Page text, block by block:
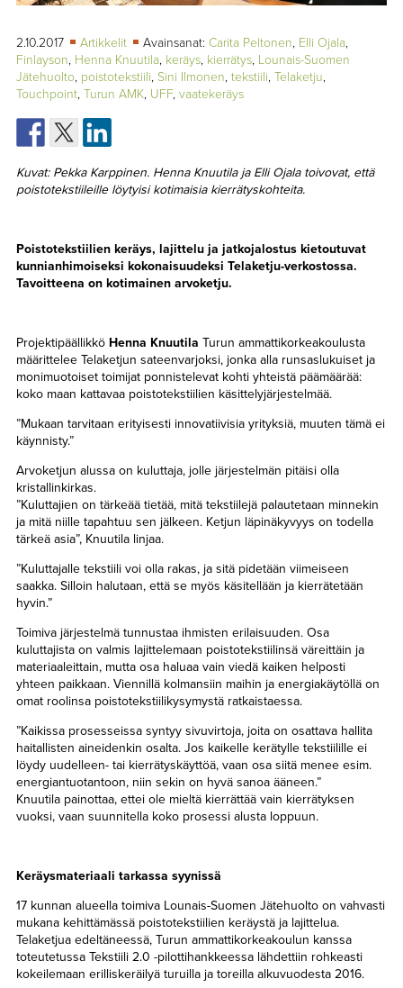
TAPAHTUMAT
YHTEYSTIEDOT
2.10.2017 Artikkelit Avainsanat: Carita Peltonen, Elli Ojala,
Finlayson, Henna Knuutila, keräys, kierrätys, Lounais-Suomen
Jätehuolto, poistotekstiili, Sini Ilmonen, tekstiili, Telaketju,
Touchpoint, Turun AMK, UFF, vaatekeräys
Kuvat: Pekka Karppinen. Henna Knuutila ja Elli Ojala toivovat, että
poistotekstiileille löytyisi kotimaisia kierrätyskohteita.
Poistotekstiilien keräys, lajittelu ja jatkojalostus kietoutuvat
kunnianhimoiseksi kokonaisuudeksi Telaketju-verkostossa.
Tavoitteena on kotimainen arvoketju.
Projektipäällikkö Henna Knuutila Turun ammattikorkeakoulusta
määrittelee Telaketjun sateenvarjoksi, jonka alla runsaslukuiset ja
monimuotoiset toimijat ponnistelevat kohti yhteistä päämäärää:
koko maan kattavaa poistotekstiilien käsittelyjärjestelmää.
”Mukaan tarvitaan erityisesti innovatiivisia yrityksiä, muuten tämä ei
käynnisty.”
Arvoketjun alussa on kuluttaja, jolle järjestelmän pitäisi olla
kristallinkirkas.
”Kuluttajien on tärkeää tietää, mitä tekstiilejä palautetaan minnekin
ja mitä niille tapahtuu sen jälkeen. Ketjun läpinäkyvyys on todella
tärkeä asia”, Knuutila linjaa.
”Kuluttajalle tekstiili voi olla rakas, ja sitä pidetään viimeiseen
saakka. Silloin halutaan, että se myös käsitellään ja kierrätetään
hyvin.”
Toimiva järjestelmä tunnustaa ihmisten erilaisuuden. Osa
kuluttajista on valmis lajittelemaan poistotekstiilinsä väreittäin ja
materiaaleittain, mutta osa haluaa vain viedä kaiken helposti
yhteen paikkaan. Viennillä kolmansiin maihin ja energiakäytöllä on
omat roolinsa poistotekstiilikysymystä ratkaistaessa.
”Kaikissa prosesseissa syntyy sivuvirtoja, joita on osattava hallita
haitallisten aineidenkin osalta. Jos kaikelle kerätylle tekstiilille ei
löydy uudelleen- tai kierrätyskäyttöä, vaan osa siitä menee esim.
energiantuotantoon, niin sekin on hyvä sanoa ääneen.”
Knuutila painottaa, ettei ole mieltä kierrättää vain kierrätyksen
vuoksi, vaan suunnitella koko prosessi alusta loppuun.
Keräysmateriaali tarkassa syynissä
17 kunnan alueella toimiva Lounais-Suomen Jätehuolto on vahvasti
mukana kehittämässä poistotekstiilien keräystä ja lajittelua.
Telaketjua edeltäneessä, Turun ammattikorkeakoulun kanssa
toteutetussa Tekstiili 2.0 -pilottihankkeessa lähdettiin rohkeasti
kokeilemaan erilliskeräilyä turuilla ja toreilla alkuvuodesta 2016.